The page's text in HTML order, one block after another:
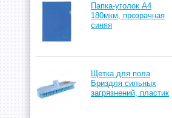
Папка-уголок А4
180мкм, прозрачная
синяя
Щетка для пола
Бриздля сильных
загрязнений, пластик